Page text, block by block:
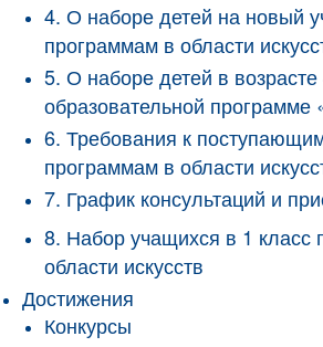
4. О наборе детей на новый
программам в области
5. О наборе детей в
образовательной программе
6. Требования к
программам в области
7. График консультаций и
8. Набор учащихся в 1
области искусств
Достижения
Конкурсы